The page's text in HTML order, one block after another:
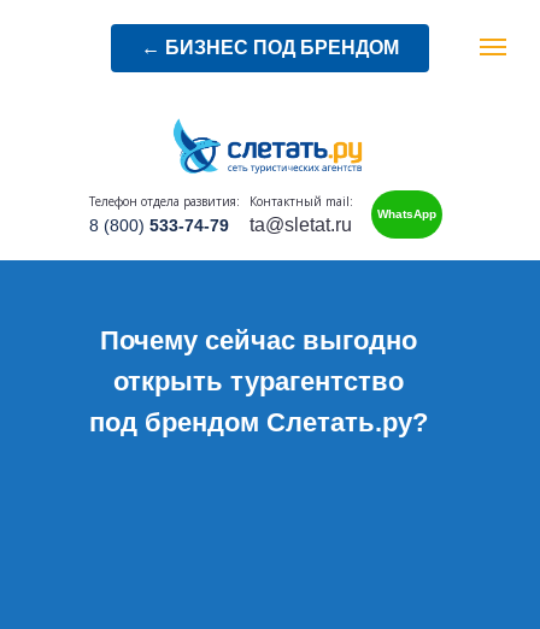
← БИЗНЕС ПОД БРЕНДОМ
8 (800) 533-74-79 ta@sletat.ru
Телефон отдела развития: Контактный mail:
WhatsApp
Почему сейчас выгодно
открыть турагентство
под брендом Слетать.ру?